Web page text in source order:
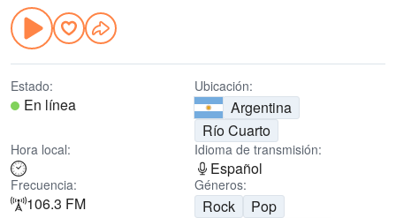
Estado:
En línea
Ubicación:
Argentina
Río Cuarto
Hora local: Idioma de transmisión:
Español
Frecuencia:
106.3 FM
Géneros:
Rock
Pop